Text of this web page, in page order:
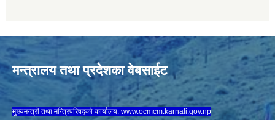
मन्त्रालय तथा प्रदेशका वेबसाईट
मुख्यमन्त्री तथा मन्त्रिपरिषद्को कार्यालय: www.ocmcm.karnali.gov.np